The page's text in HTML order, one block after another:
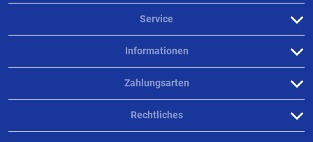
Service
Informationen
Rechtliches
Zahlungsarten